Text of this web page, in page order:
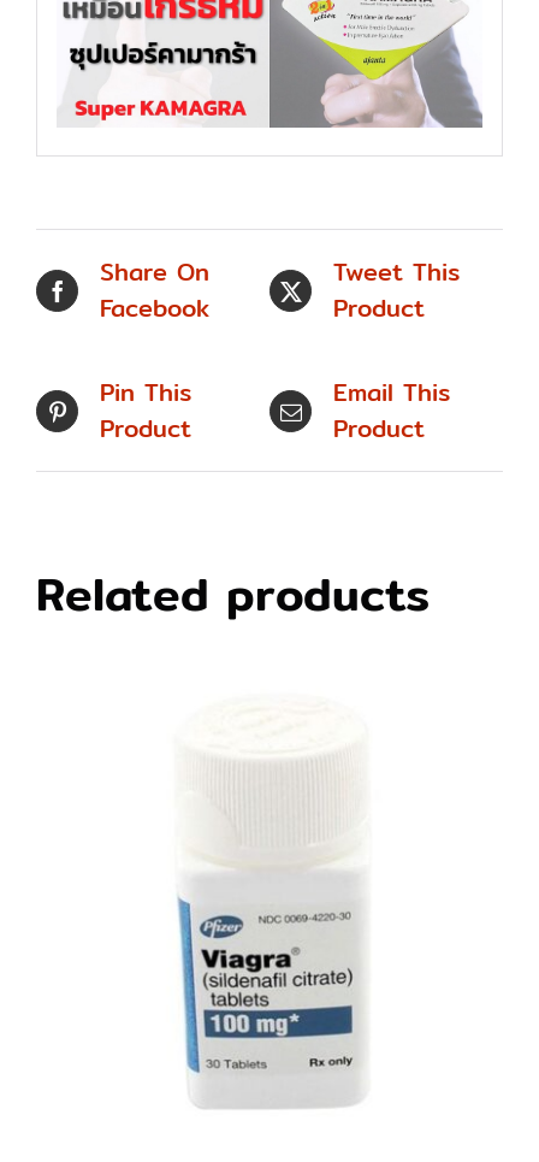
Share On
Facebook
Tweet This
Product
Pin This
Product
Email This
Product
Related products
DETAILS